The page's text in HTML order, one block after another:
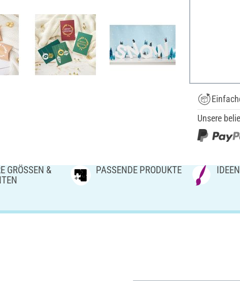
Unsere
GRÖSSEN & V
PASSENDE PRODUKTE